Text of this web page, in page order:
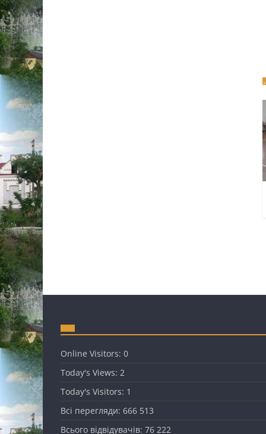
Online Visitors: 0
Today's Views: 2
Today's Visitors: 1
Всі перегляди: 666 513
Всього відвідувачів: 76 222